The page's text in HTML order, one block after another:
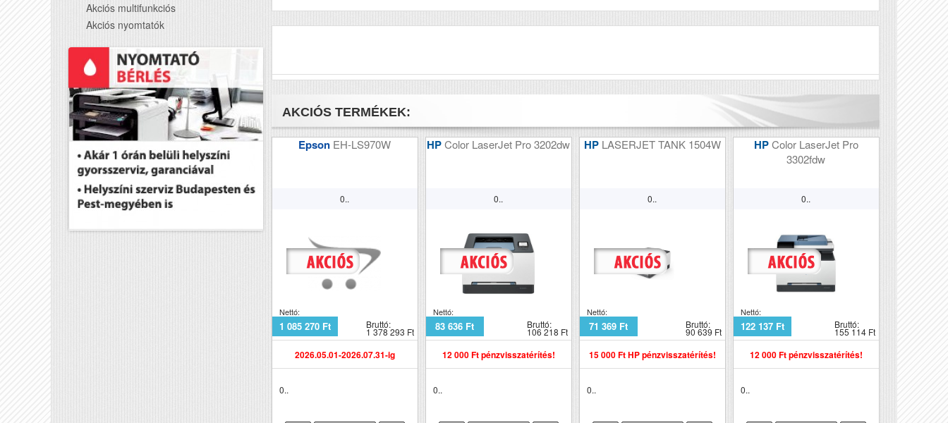
Akciós multifunkciós
Akciós nyomtatók
Wi-Fi
opció
Kétoldalas, duplex nyomtatás
Igen
ADF (automatikus lapolvasó)
DADF (automatikus kétoldalas lapolvasás)
Igen
Papírkapacitás
Felbontás (dpi)
Papírsúly g/m2
Szkennelés
Tömeg (kg)
76
Méretek (ma x szé x mé mm)
753x590x590
AKCIÓS TERMÉKEK:
Epson EH-LS970W
0..
Nettó:
1 085 270 Ft Bruttó:
1 378 293 Ft
2026.05.01-2026.07.31-ig
0..
HPColor LaserJet Pro 3202dw
0..
Nettó:
83 636 Ft Bruttó:
106 218 Ft
12 000 Ft pénzvisszatérítés!
0..
HP LASERJET TANK 1504W
0..
Nettó:
71 369 Ft Bruttó:
90 639 Ft
15 000 Ft HP pénzvisszatérítés!
0..
HPColor LaserJet Pro
3302fdw
0..
Nettó:
122 137 Ft Bruttó:
155 114 Ft
12 000 Ft pénzvisszatérítés!
0..